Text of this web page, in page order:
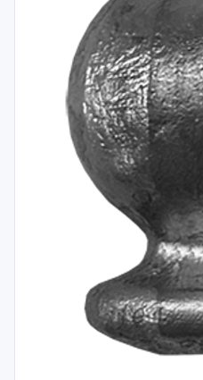
materiál
Spojovacímateriál